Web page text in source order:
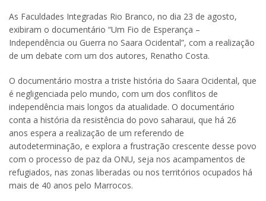
As Faculdades Integradas Rio Branco, no dia 23 de agosto,
exibiram o documentário “Um Fio de Esperança –
Independência ou Guerra no Saara Ocidental”, com a realização
de um debate com um dos autores, Renatho Costa.
O documentário mostra a triste história do Saara Ocidental, que
é negligenciada pelo mundo, com um dos conflitos de
independência mais longos da atualidade. O documentário
conta a história da resistência do povo saharaui, que há 26
anos espera a realização de um referendo de
autodeterminação, e explora a frustração crescente desse povo
com o processo de paz da ONU, seja nos acampamentos de
refugiados, nas zonas liberadas ou nos territórios ocupados há
mais de 40 anos pelo Marrocos.